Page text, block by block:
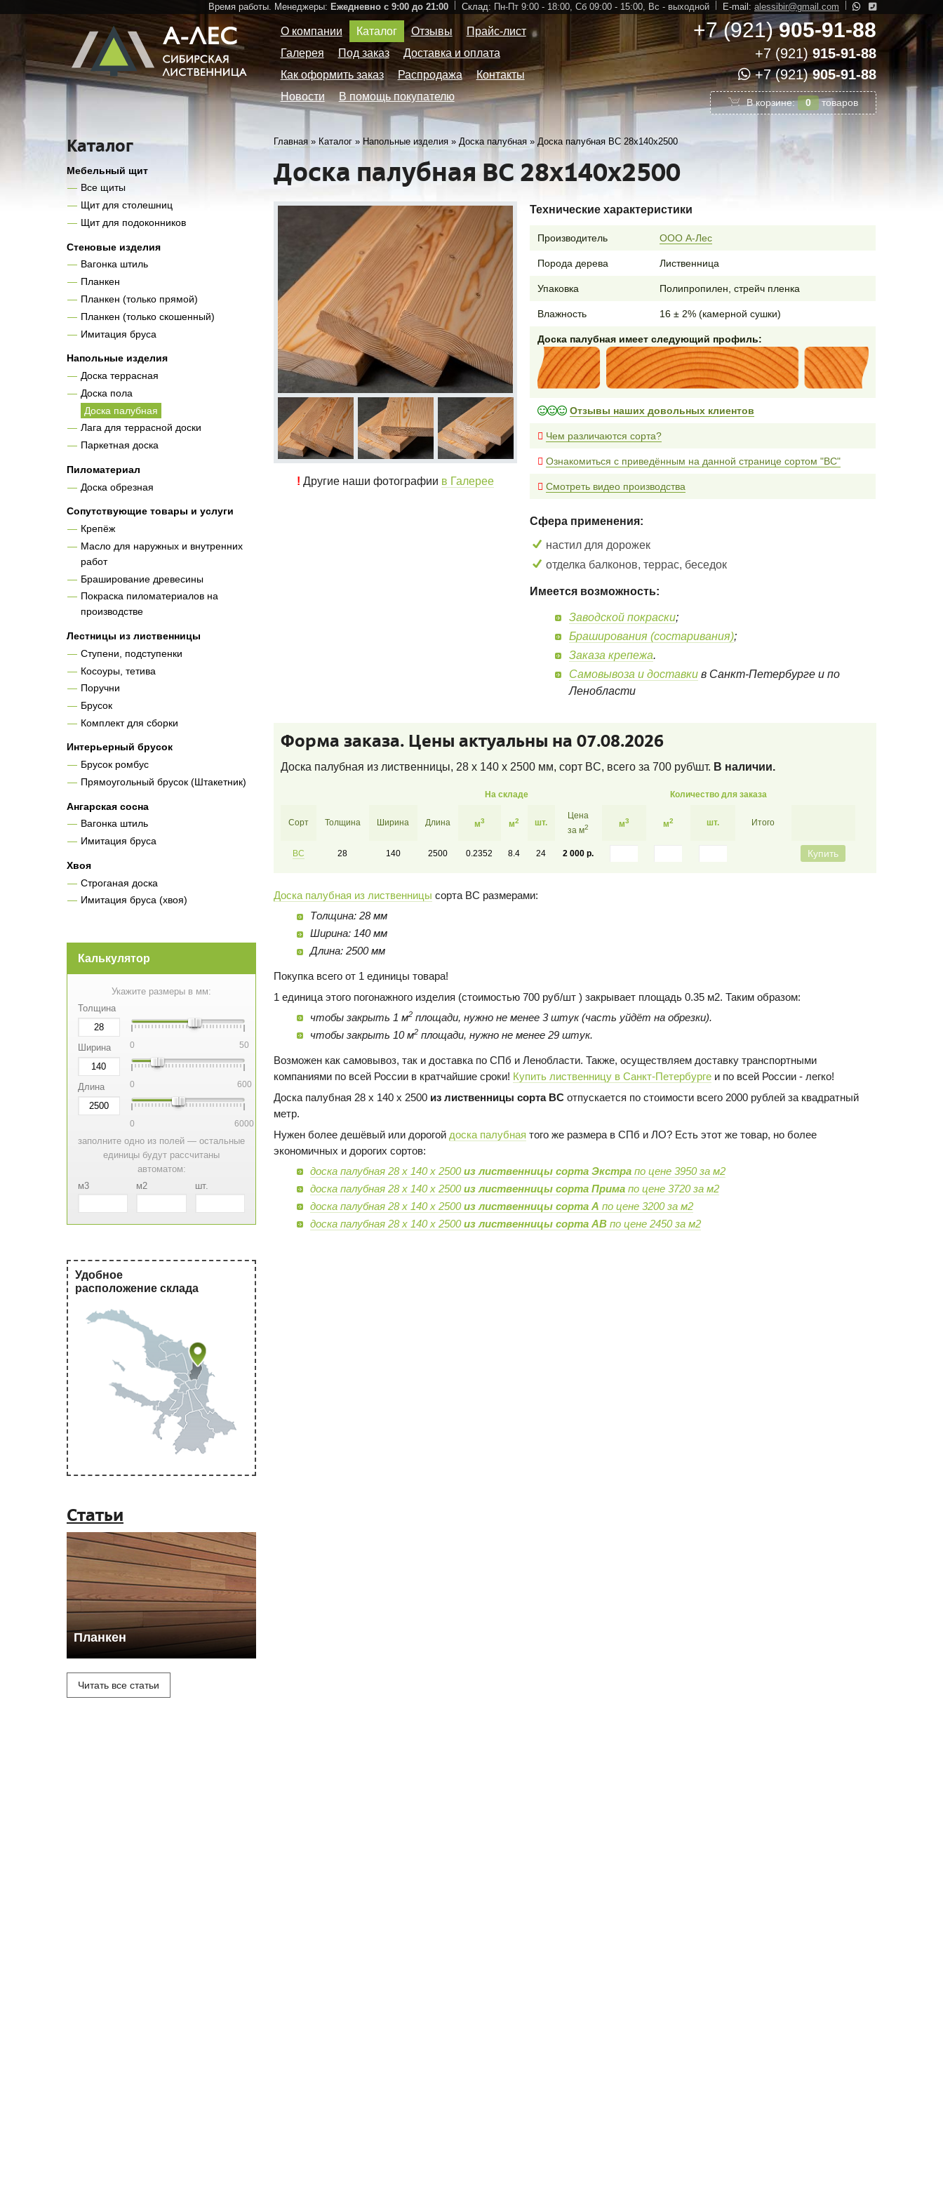
Время работы. Менеджеры: Ежедневно с 9:00 до 21:00 Склад: Пн-Пт 9:00 - 18:00, Сб 09:00 - 15:00, Вс - выходной E-mail: alessibir@gmail.com
О компании Каталог Отзывы
Прайс-лист
Галерея
Под заказ
Доставка и оплата
Как оформить заказ
Распродажа
Контакты
Новости
В помощь покупателю
+7 (921)905-91-88
+7 (921)915-91-88
+7 (921)905-91-88
В корзине: 0 товаров
Каталог
Мебельный щит
Все щиты
Щит для столешниц
Щит для подоконников
Стеновые изделия
Вагонка штиль
Планкен
Планкен (только прямой)
Планкен (только скошенный)
Имитация бруса
Напольные изделия
Доска террасная
Доска пола
Доска палубная
Лага для террасной доски
Паркетная доска
Пиломатериал
Доска обрезная
Сопутствующие товары и услуги
Крепёж
Масло для наружных и внутренних
работ
Браширование древесины
Покраска пиломатериалов на
производстве
Лестницы из лиственницы
Ступени, подступенки
Косоуры, тетива
Поручни
Брусок
Комплект для сборки
Интерьерный брусок
Брусок ромбус
Прямоугольный брусок (Штакетник)
Ангарская сосна
Вагонка штиль
Имитация бруса
Хвоя
Строганая доска
Имитация бруса (хвоя)
Калькулятор
Укажите размеры в мм:
Толщина
0 50
Ширина
0 600
Длина
0 6000
заполните одно из полей — остальные
единицы будут рассчитаны
автоматом:
м3
м2 шт.
Удобное
расположение склада
Статьи
Планкен
Читать все статьи
Главная » Каталог » Напольные изделия » Доска палубная » Доска палубная ВС 28х140х2500
Доска палубная ВС 28х140х2500
! Другие наши фотографии в Галерее
Технические характеристики
Производитель ООО А-Лес
Порода дерева Лиственница
Упаковка Полипропилен, стрейч пленка
Влажность 16 ± 2% (камерной сушки)
Доска палубная имеет следующий профиль:
Отзывы наших довольных клиентов
Чем различаются сорта?
Ознакомиться с приведённым на данной странице сортом "BC"
Смотреть видео производства
Сфера применения:
настил для дорожек
отделка балконов, террас, беседок
Имеется возможность:
Заводской покраски;
Браширования (состаривания);
Заказа крепежа.
Самовывоза и доставки в Санкт-Петербурге и по
Ленобласти
Форма заказа. Цены актуальны на 07.08.2026
Доска палубная из лиственницы, 28 x 140 x 2500 мм, сорт BC, всего за 700руб\шт. В наличии.
На складе Количество для заказа
Сорт Толщина Ширина Длина м3 м2 шт.
Цена
за м2 м3 м2 шт. Итого
BC 28 140 2500 0.2352 8.4 24 2 000 р. Купить
Доска палубная из лиственницы сорта BC размерами:
Толщина: 28 мм
Ширина: 140 мм
Длина: 2500 мм
Покупка всего от 1 единицы товара!
1 единица этого погонажного изделия (стоимостью 700 руб/шт ) закрывает площадь 0.35 м2. Таким образом:
чтобы закрыть 1 м2 площади, нужно не менее 3 штук (часть уйдёт на обрезки).
чтобы закрыть 10 м2 площади, нужно не менее 29 штук.
Возможен как самовывоз, так и доставка по СПб и Ленобласти. Также, осуществляем доставку транспортными
компаниями по всей России в кратчайшие сроки! Купить лиственницу в Санкт-Петербургеи по всей России - легко!
Доска палубная 28 х 140 х 2500 из лиственницы сорта BCотпускается по стоимости всего 2000 рублей за квадратный
метр.
Нужен более дешёвый или дорогой доска палубная того же размера в СПб и ЛО? Есть этот же товар, но более
экономичных и дорогих сортов:
доска палубная 28 х 140 х 2500из лиственницы сорта Экстра по цене 3950 за м2
доска палубная 28 х 140 х 2500из лиственницы сорта Прима по цене 3720 за м2
доска палубная 28 х 140 х 2500из лиственницы сорта Апо цене 3200 за м2
доска палубная 28 х 140 х 2500из лиственницы сорта AB по цене 2450 за м2